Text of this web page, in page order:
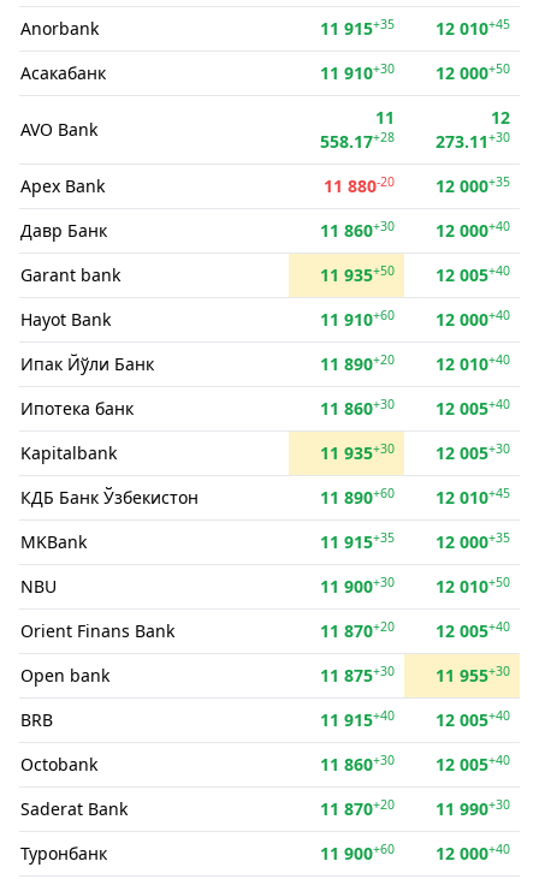
Anorbank 11 915+35 12 010+45
Асакабанк 11 910+30 12 000+50
AVO Bank
11
558.17+28
12
273.11+30
Apex Bank 11 880-20 12 000+35
Давр Банк 11 860+30 12 000+40
Garant bank 11 935+50 12 005+40
Hayot Bank 11 910+60 12 000+40
Ипак Йўли Банк 11 890+20 12 010+40
Ипотека банк 11 860+30 12 005+40
Kapitalbank 11 935+30 12 005+30
КДБ Банк Ўзбекистон 11 890+60 12 010+45
MKBank 11 915+35 12 000+35
NBU 11 900+30 12 010+50
Orient Finans Bank 11 870+20 12 005+40
Open bank 11 875+30 11 955+30
BRB 11 915+40 12 005+40
Octobank 11 860+30 12 005+40
Saderat Bank 11 870+20 11 990+30
Туронбанк 11 900+60 12 000+40